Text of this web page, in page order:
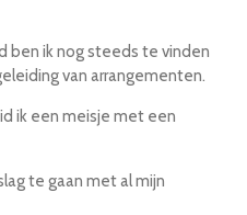
ben ik nog steeds te vinden
van arrangementen.
ik een meisje met een
te gaan met al mijn